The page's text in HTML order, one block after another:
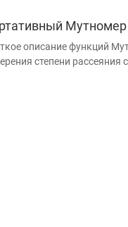
Мутномер
описание функций
степени рассеяния